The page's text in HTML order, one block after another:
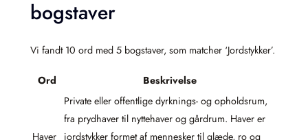
bogstaver
Vi fandt 10 ord med 5 bogstaver, som matcher ‘Jordstykker’.
Ord Beskrivelse
Haver
Private eller offentlige dyrknings- og opholdsrum,
fra prydhaver til nyttehaver og gårdrum. Haver er
jordstykker formet af mennesker til glæde, ro og